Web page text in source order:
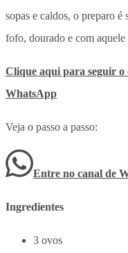
sopas e caldos, o preparo
fofo, dourado e com
Clique aqui para seguir
WhatsApp
Veja o passo a passo:
Entre no canal de
Ingredientes
3 ovos